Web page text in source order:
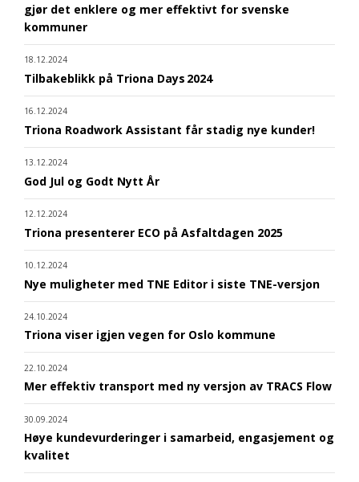
gjør det enklere og mer effektivt for svenske
kommuner
18.12.2024
Tilbakeblikk på Triona Days 2024
16.12.2024
Triona Roadwork Assistant får stadig nye kunder!
13.12.2024
God Jul og Godt Nytt År
12.12.2024
Triona presenterer ECO på Asfaltdagen 2025
10.12.2024
Nye muligheter med TNE Editor i siste TNE-versjon
24.10.2024
Triona viser igjen vegen for Oslo kommune
22.10.2024
Mer effektiv transport med ny versjon av TRACS Flow
30.09.2024
Høye kundevurderinger i samarbeid, engasjement og
kvalitet